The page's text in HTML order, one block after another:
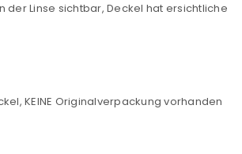
der Linse sichtbar, Deckel hat ersichtliche
KEINE Originalverpackung vorhanden